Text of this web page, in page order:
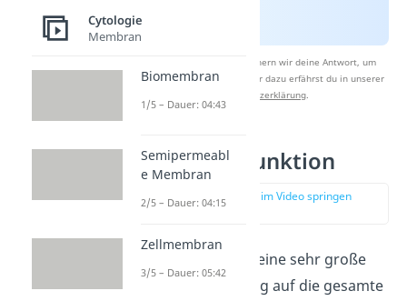
Nach Beantwortung speichern wir deine Antwort, um
Studyflix zu verbessern. Mehr dazu erfährst du in unserer
Datenschutzerklärung.
Nucleolus Funktion
zur Stelle im Video springen
(03:08)
Der Nucleolus hat eine sehr große
Bedeutung in Bezug auf die gesamte
Cytologie
Membran
Biomembran
1/5 – Dauer: 04:43
Semipermeabl
e Membran
2/5 – Dauer: 04:15
Zellmembran
3/5 – Dauer: 05:42